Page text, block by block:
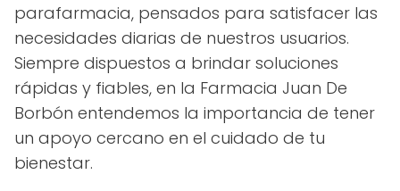
parafarmacia, pensados para satisfacer las
necesidades diarias de nuestros usuarios.
Siempre dispuestos a brindar soluciones
rápidas y fiables, en la Farmacia Juan De
Borbón entendemos la importancia de tener
un apoyo cercano en el cuidado de tu
bienestar.